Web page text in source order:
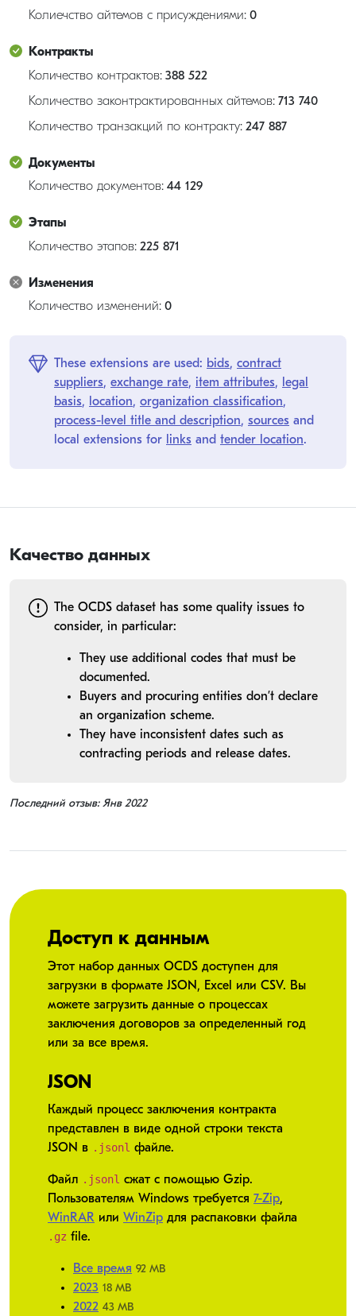
Колиечство айтемов с присуждениями: 0
Контракты
Количество контрактов: 388 522
Количество законтрактированных айтемов: 713 740
Количество транзакций по контракту: 247 887
Документы
Количество документов: 44 129
Этапы
Количество этапов: 225 871
Изменения
Количество изменений: 0
These extensions are used: bids, contract
suppliers, exchange rate, item attributes, legal
basis, location, organization classification,
process-level title and description, sources and
local extensions for links and tender location.
Качество данных
The OCDS dataset has some quality issues to
consider, in particular:
They use additional codes that must be
documented.
Buyers and procuring entities don’t declare
an organization scheme.
They have inconsistent dates such as
contracting periods and release dates.
Последний отзыв: Янв 2022
Доступ к данным
Этот набор данных OCDS доступен для
загрузки в формате JSON, Excel или CSV. Вы
можете загрузить данные о процессах
заключения договоров за определенный год
или за все время.
JSON
Каждый процесс заключения контракта
представлен в виде одной строки текста
JSON в .jsonl файле.
Файл .jsonl сжат с помощью Gzip.
Пользователям Windows требуется 7-Zip,
WinRAR или WinZip для распаковки файла
.gz file.
Все время 92 MB
2023 18 MB
2022 43 MB